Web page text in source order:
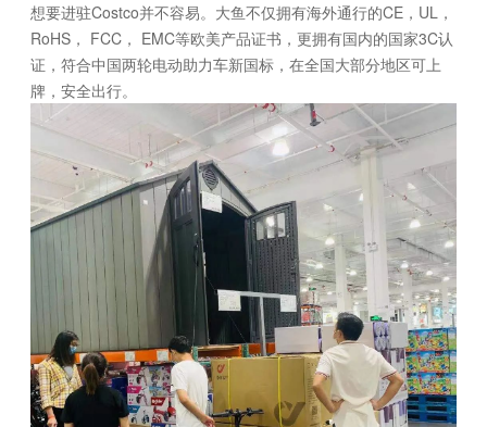
想要进驻Costco并不容易。大鱼不仅拥有海外通行的CE，UL，
RoHS， FCC， EMC等欧美产品证书，更拥有国内的国家3C认
证，符合中国两轮电动助力车新国标，在全国大部分地区可上
牌，安全出行。